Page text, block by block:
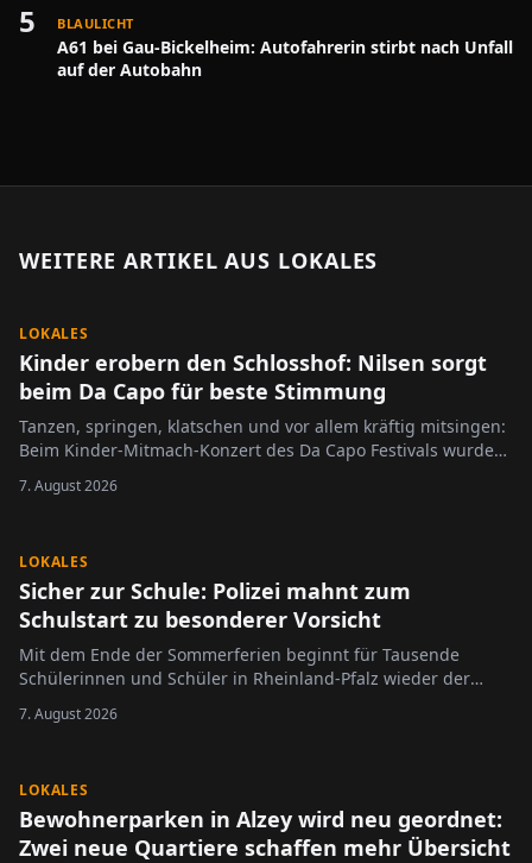
5 BLAULICHT
A61 bei Gau-Bickelheim: Autofahrerin stirbt nach Unfall
auf der Autobahn
WEITERE ARTIKEL AUS LOKALES
LOKALES
Kinder erobern den Schlosshof: Nilsen sorgt
beim Da Capo für beste Stimmung
Tanzen, springen, klatschen und vor allem kräftig mitsingen:
Beim Kinder-Mitmach-Konzert des Da Capo Festivals wurde
jüngsten Festivalbesucher.
7. August 2026
LOKALES
Sicher zur Schule: Polizei mahnt zum
Schulstart zu besonderer Vorsicht
Mit dem Ende der Sommerferien beginnt für Tausende
Schülerinnen und Schüler in Rheinland-Pfalz wieder der
7. August 2026
LOKALES
Bewohnerparken in Alzey wird neu geordnet:
Zwei neue Quartiere schaffen mehr Übersicht